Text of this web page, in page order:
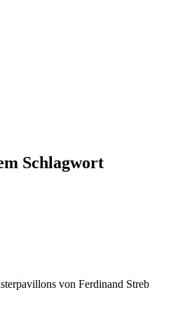
Schlagwort
von Ferdinand Streb